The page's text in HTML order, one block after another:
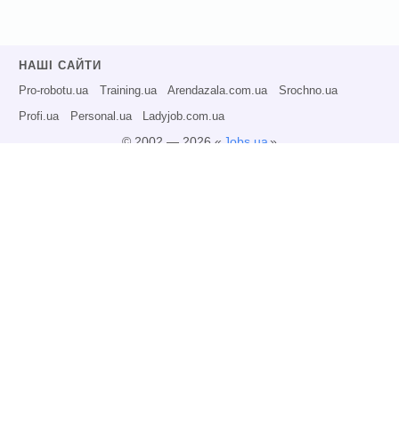
НАШІ САЙТИ
Pro-robotu.ua Training.ua Arendazala.com.ua Srochno.ua
Profi.ua Personal.ua Ladyjob.com.ua
© 2002 — 2026 « Jobs.ua»